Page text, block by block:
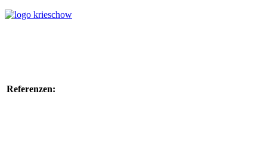
Referenzen: